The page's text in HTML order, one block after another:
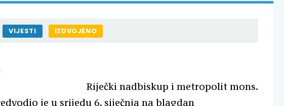
VIJESTI IZDVOJENO
Riječki nadbiskup i metropolit mons.
je u srijedu 6. siječnja na blagdan